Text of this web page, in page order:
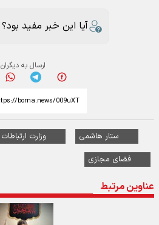
آیا این خبر مفید بود؟
ارسال به دیگران
ستار هاشمی وزارت ارتباطات
فضای مجازی
عناوین مرتبط